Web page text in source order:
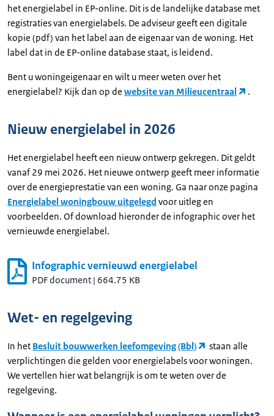
het energielabel in EP-online. Dit is de landelijke database met
registraties van energielabels. De adviseur geeft een digitale
kopie (pdf) van het label aan de eigenaar van de woning. Het
label dat in de EP-online database staat, is leidend.
Bent u woningeigenaar en wilt u meer weten over het
energielabel? Kijk dan op de website van Milieucentraal .
Nieuw energielabel in 2026
Het energielabel heeft een nieuw ontwerp gekregen. Dit geldt
vanaf 29 mei 2026. Het nieuwe ontwerp geeft meer informatie
over de energieprestatie van een woning. Ga naar onze pagina
Energielabel woningbouw uitgelegd voor uitleg en
voorbeelden. Of download hieronder de infographic over het
vernieuwde energielabel.
Infographic vernieuwd energielabel
PDF document | 664.75 KB
Wet- en regelgeving
In het Besluit bouwwerken leefomgeving (Bbl)
staan alle
verplichtingen die gelden voor energielabels voor woningen.
We vertellen hier wat belangrijk is om te weten over de
regelgeving.